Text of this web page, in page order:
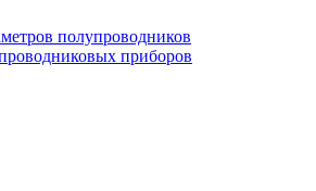
полупроводников
приборов